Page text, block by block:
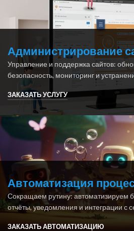
Администрирование
Управление и поддержка сайтов:
безопасность, мониторинг и
ЗАКАЗАТЬ УСЛУГУ
Автоматизация
Сокращаем рутину: автоматизируем
отчёты, уведомления и интеграции с
ЗАКАЗАТЬ АВТОМАТИЗАЦИЮ